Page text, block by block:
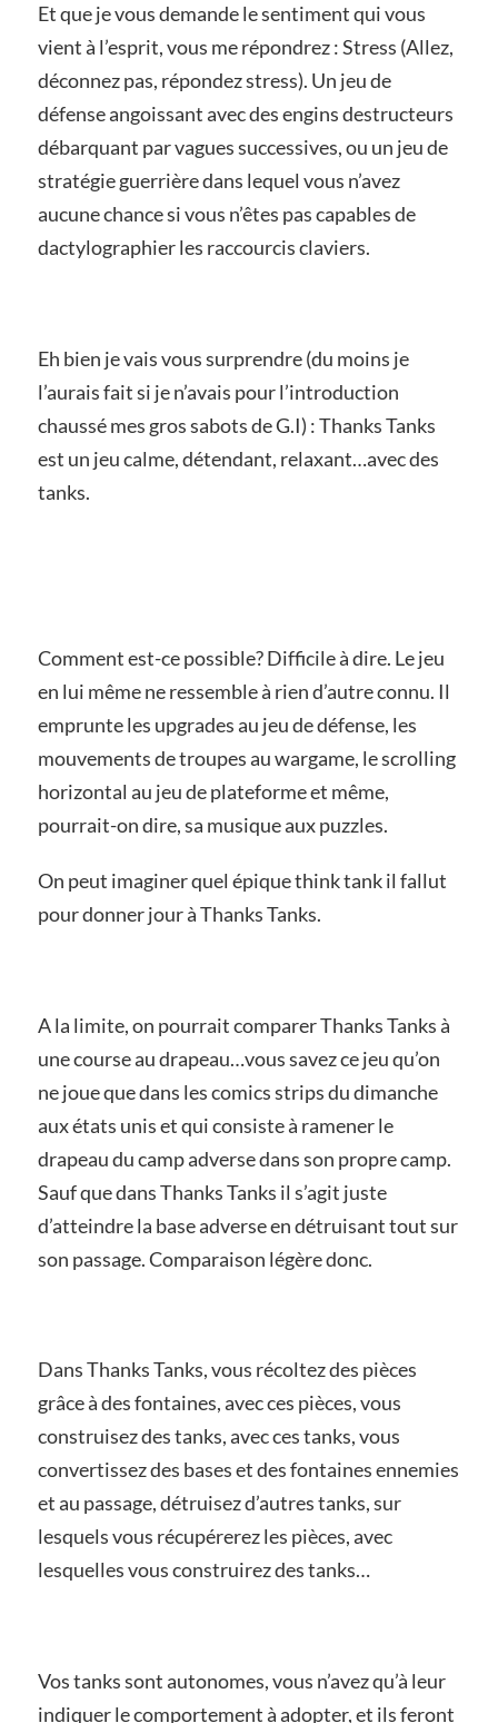
Et que je vous demande le sentiment qui vous
vient à l’esprit, vous me répondrez : Stress (Allez,
déconnez pas, répondez stress). Un jeu de
défense angoissant avec des engins destructeurs
débarquant par vagues successives, ou un jeu de
stratégie guerrière dans lequel vous n’avez
aucune chance si vous n’êtes pas capables de
dactylographier les raccourcis claviers.
Eh bien je vais vous surprendre (du moins je
l’aurais fait si je n’avais pour l’introduction
chaussé mes gros sabots de G.I) : Thanks Tanks
est un jeu calme, détendant, relaxant…avec des
tanks.
Comment est-ce possible? Difficile à dire. Le jeu
en lui même ne ressemble à rien d’autre connu. Il
emprunte les upgrades au jeu de défense, les
mouvements de troupes au wargame, le scrolling
horizontal au jeu de plateforme et même,
pourrait-on dire, sa musique aux puzzles.
On peut imaginer quel épique think tank il fallut
pour donner jour à Thanks Tanks.
A la limite, on pourrait comparer Thanks Tanks à
une course au drapeau…vous savez ce jeu qu’on
ne joue que dans les comics strips du dimanche
aux états unis et qui consiste à ramener le
drapeau du camp adverse dans son propre camp.
Sauf que dans Thanks Tanks il s’agit juste
d’atteindre la base adverse en détruisant tout sur
son passage. Comparaison légère donc.
Dans Thanks Tanks, vous récoltez des pièces
grâce à des fontaines, avec ces pièces, vous
construisez des tanks, avec ces tanks, vous
convertissez des bases et des fontaines ennemies
et au passage, détruisez d’autres tanks, sur
lesquels vous récupérerez les pièces, avec
lesquelles vous construirez des tanks…
Vos tanks sont autonomes, vous n’avez qu’à leur
indiquer le comportement à adopter, et ils feront